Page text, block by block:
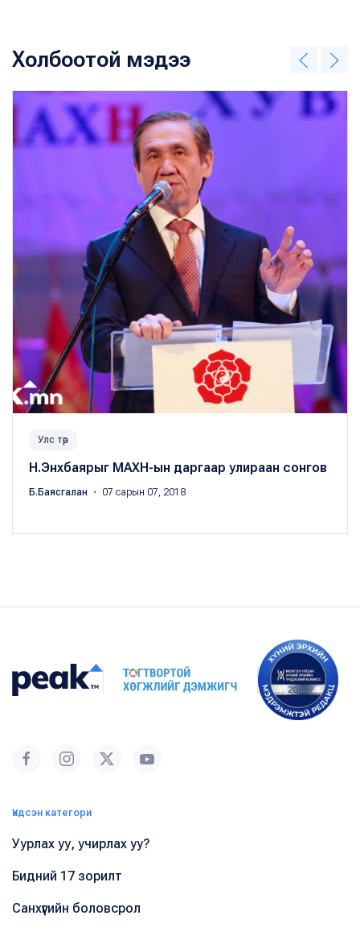
Холбоотой мэдээ
Улс төр
Н.Энхбаярыг МАХН-ын даргаар улираан сонгов
Б.Баясгалан ・ 07 сарын 07, 2018
Үндсэн категори
Уурлах уу, учирлах уу?
Бидний 17 зорилт
Санхүүгийн боловсрол